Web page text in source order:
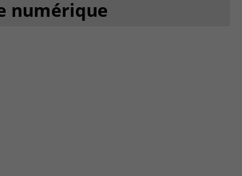
numérique